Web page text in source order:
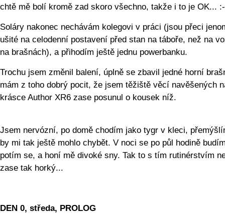
chtě mě bolí kromě zad skoro všechno, takže i to je OK...
Soláry nakonec nechávám kolegovi v práci (jsou přeci
ušité na celodenní postavení před stan na táboře, než na
na brašnách), a přihodím ještě jednu powerbanku.
Trochu jsem změnil balení, úplně se zbavil jedné horní
mám z toho dobrý pocit, že jsem těžiště věcí navěšených
krásce Author XR6 zase posunul o kousek níž.
Jsem nervózní, po domě chodím jako tygr v kleci,
by mi tak ještě mohlo chybět. V noci se po půl hodině
potím se, a honí mě divoké sny. Tak to s tím rutinérstvím
zase tak horký...
DEN 0, středa, PROLOG